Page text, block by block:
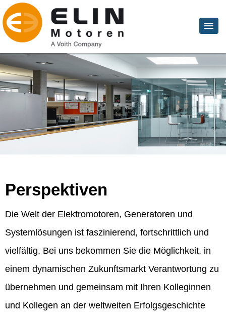
Perspektiven
Die Welt der Elektromotoren, Generatoren und
Systemlösungen ist faszinierend, fortschrittlich und
vielfältig. Bei uns bekommen Sie die Möglichkeit, in
einem dynamischen Zukunftsmarkt Verantwortung zu
übernehmen und gemeinsam mit Ihren Kolleginnen
und Kollegen an der weltweiten Erfolgsgeschichte